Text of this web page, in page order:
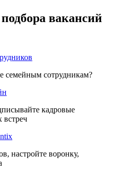
вакансий
семейным сотрудникам?
кадровые
встреч
настройте воронку,